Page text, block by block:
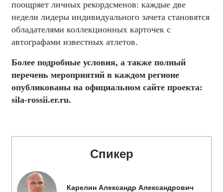
поощряет личных рекордсменов: каждые две
недели лидеры индивидуального зачета становятся
обладателями коллекционных карточек с
автографами известных атлетов.
Более подробные условия, а также полный
перечень мероприятий в каждом регионе
опубликованы на официальном сайте проекта:
sila-rossii.er.ru.
Спикер
Карелин Александр Александрович